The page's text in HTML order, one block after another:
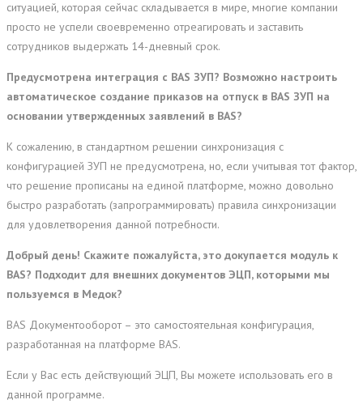
ситуацией, которая сейчас складывается в мире, многие компании
просто не успели своевременно отреагировать и заставить
сотрудников выдержать 14-дневный срок.
Предусмотрена интеграция с BAS ЗУП? Возможно настроить
автоматическое создание приказов на отпуск в BAS ЗУП на
основании утвержденных заявлений в BAS?
К сожалению, в стандартном решении синхронизация с
конфигурацией ЗУП не предусмотрена, но, если учитывая тот фактор,
что решение прописаны на единой платформе, можно довольно
быстро разработать (запрограммировать) правила синхронизации
для удовлетворения данной потребности.
Добрый день! Скажите пожалуйста, это докупается модуль к
BAS? Подходит для внешних документов ЭЦП, которыми мы
пользуемся в Медок?
BAS Документооборот – это самостоятельная конфигурация,
разработанная на платформе BAS.
Если у Вас есть действующий ЭЦП, Вы можете использовать его в
данной программе.